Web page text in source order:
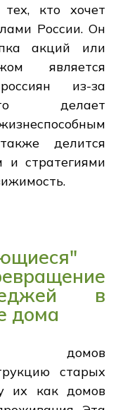
кто хочет
России. Он
акций или
является
из-за
делает
делится
стратегиями
в
дома
домов
старых
их как домов